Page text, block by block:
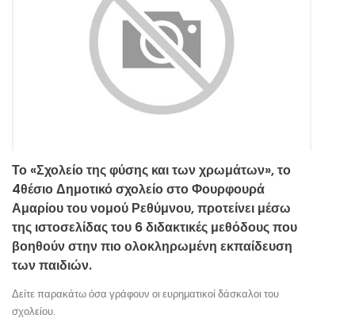
ΚΑΛΛΙΕΡΓΕΙΕΣ
Το «Σχολείο της φύσης και των χρωμάτων», το
4θέσιο Δημοτικό σχολείο στο Φουρφουρά
Αμαρίου του νομού Ρεθύμνου, προτείνει μέσω
της ιστοσελίδας του 6 διδακτικές μεθόδους που
βοηθούν στην πιο ολοκληρωμένη εκπαίδευση
των παιδιών.
Δείτε παρακάτω όσα γράφουν οι ευρηματικοί δάσκαλοι του
σχολείου.